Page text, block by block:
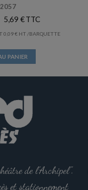
5,69 €
0,09€ /BARQUETTE
PANIER
de l'Archipel".
et stationnement